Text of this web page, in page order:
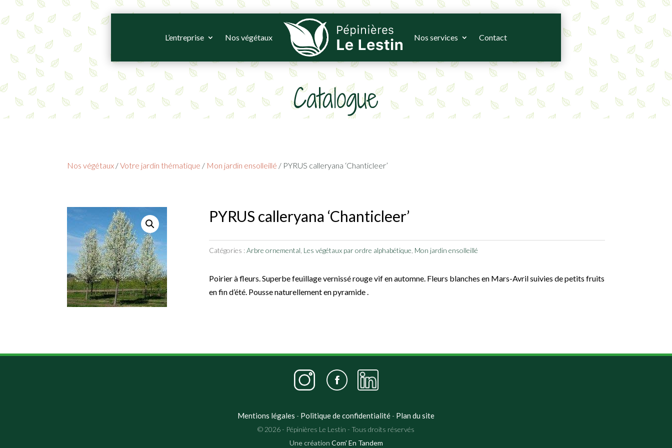
L’entreprise Nos végétaux Nos services Contact
Catalogue
Nos végétaux /Votre jardin thématique / Mon jardin ensolleillé / PYRUS calleryana ‘Chanticleer’
PYRUS calleryana ‘Chanticleer’
Catégories :Arbre ornemental Les végétaux par ordre alphabétique Mon jardin ensolleillé
Poirier à fleurs. Superbe feuillage vernissé rouge vif en automne. Fleurs blanches en Mars-Avril suivies de petits fruits
en fin d’été. Pousse naturellement en pyramide .
Mentions légales - Politique de confidentialité - Plan du site
© 2026 - Pépinières Le Lestin - Tous droits réservés
Une création Com' En Tandem